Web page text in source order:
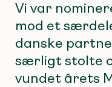
Vi var
mod et
danske
særligt stolte
vundet årets